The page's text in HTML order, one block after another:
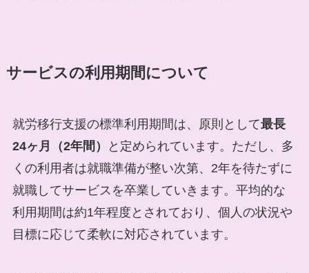
サービスの利用期間について
就労移行支援の標準利用期間は、原則として最長
24ヶ月（2年間）
と定められています。ただし、多
くの利用者は就職準備が整い次第、2年を待たずに
就職してサービスを卒業していきます。平均的な
利用期間は約1年程度とされており、個人の状況や
目標に応じて柔軟に対応されています。